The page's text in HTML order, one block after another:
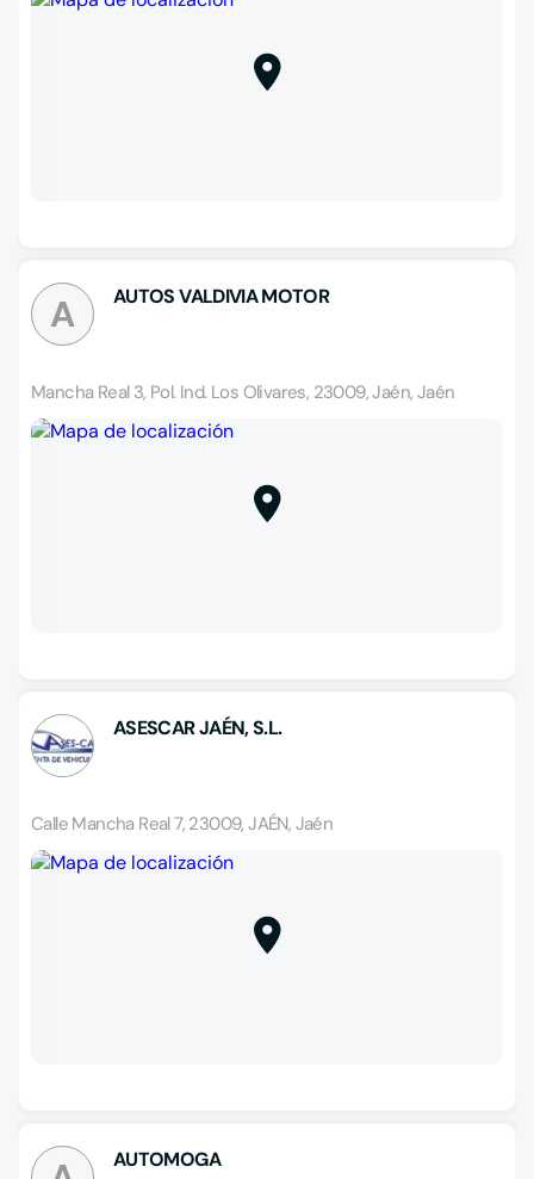
A AUTOS VALDIVIA MOTOR
Mancha Real 3, Pol. Ind. Los Olivares, 23009, Jaén, Jaén
ASESCAR JAÉN, S.L.
Calle Mancha Real 7, 23009, JAÉN, Jaén
AUTOMOGA